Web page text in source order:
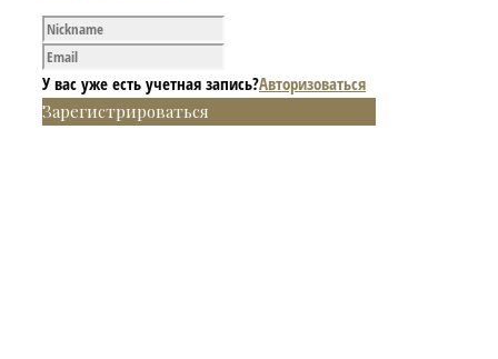
У вас уже есть учетная запись?Авторизоваться
Зарегистрироваться